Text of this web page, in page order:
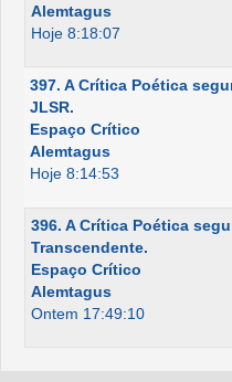
Alemtagus
Hoje 8:18:07
397. A Crítica Poética
JLSR.
Espaço Crítico
Alemtagus
Hoje 8:14:53
396. A Crítica Poética
Transcendente.
Espaço Crítico
Alemtagus
Ontem 17:49:10